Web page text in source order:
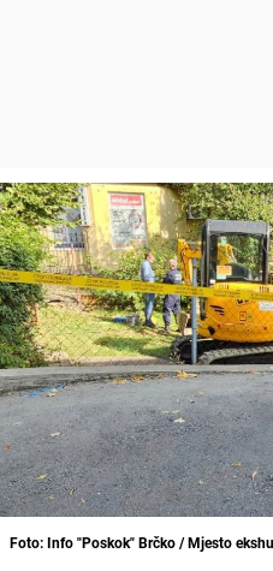
Foto: Info "Poskok" Brčko / Mjesto